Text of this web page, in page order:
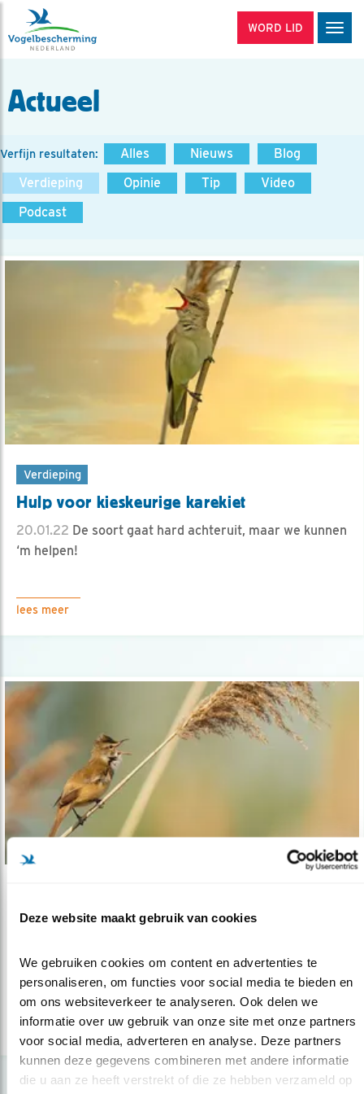
Deze website maakt gebruik van cookies
We gebruiken cookies om content en advertenties te
personaliseren, om functies voor social media te bieden en
om ons websiteverkeer te analyseren. Ook delen we
informatie over uw gebruik van onze site met onze partners
voor social media, adverteren en analyse. Deze partners
kunnen deze gegevens combineren met andere informatie
die u aan ze heeft verstrekt of die ze hebben verzameld op
WORD LID
Actueel
Verfijn resultaten: Alles Nieuws
Blog
Verdieping
Opinie Tip
Video
Podcast
Verdieping
Hulp voor kieskeurige karekiet
20.01.22 De soort gaat hard achteruit, maar we kunnen
‘m helpen!
lees meer
Beschermingsproject grote karekiet
Oostelijke Vechtplassen en de..
lees meer